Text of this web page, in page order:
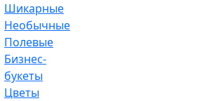
Шикарные
Необычные
Полевые
Бизнес-
букеты
Цветы